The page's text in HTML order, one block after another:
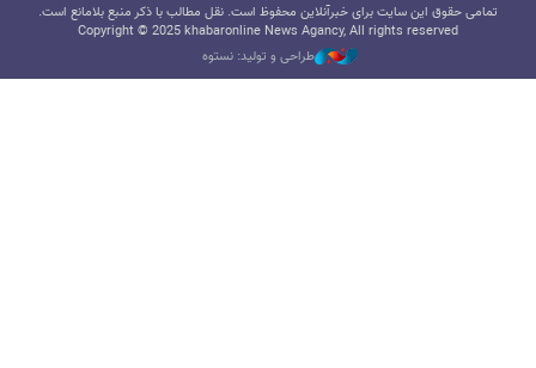
تمامی حقوق این سایت برای خبرآنلاین محفوظ است. نقل مطالب با ذکر منبع بلامانع است.
Copyright © 2025 khabaronline News Agancy, All rights reserved
طراحی و تولید: نستوه